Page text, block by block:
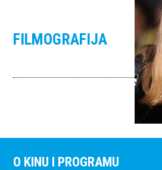
FILMOGRAFIJA
O KINU I PROGRAMU